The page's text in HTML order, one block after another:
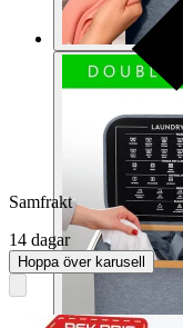
Samfrakt
14 dagar
Hoppa över karusell